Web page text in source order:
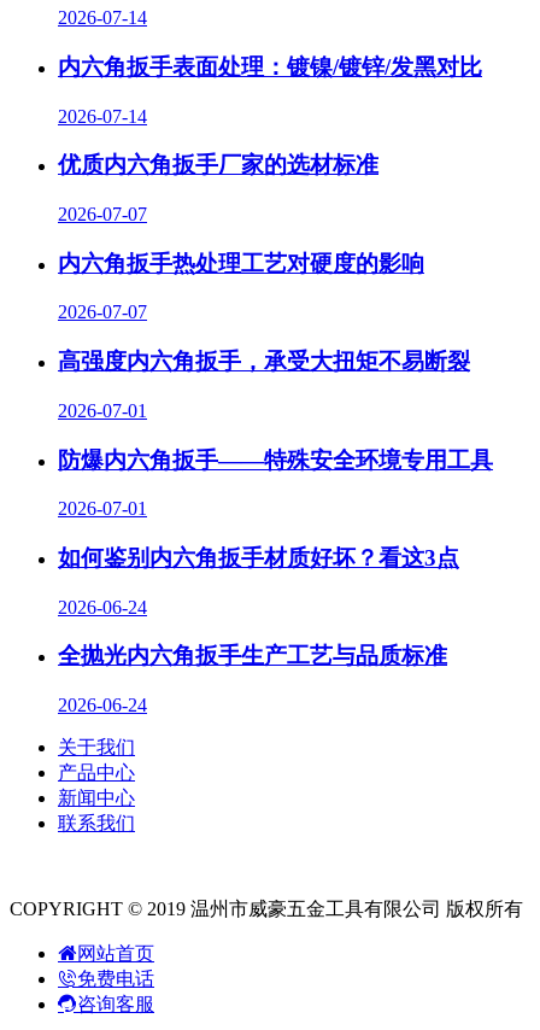
2026-07-14
内六角扳手表面处理：镀镍/镀锌/发黑对比
2026-07-14
优质内六角扳手厂家的选材标准
2026-07-07
内六角扳手热处理工艺对硬度的影响
2026-07-07
高强度内六角扳手，承受大扭矩不易断裂
2026-07-01
防爆内六角扳手——特殊安全环境专用工具
2026-07-01
如何鉴别内六角扳手材质好坏？看这3点
2026-06-24
全抛光内六角扳手生产工艺与品质标准
2026-06-24
关于我们
产品中心
新闻中心
联系我们
COPYRIGHT © 2019 温州市威豪五金工具有限公司 版权所有
网站首页
免费电话
咨询客服